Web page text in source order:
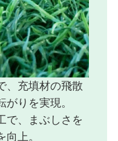
、充填材の飛散
りを実現。
で、まぶしさを
上。